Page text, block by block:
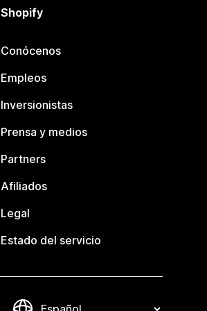
Shopify
Conócenos
Empleos
Inversionistas
Prensa y medios
Partners
Afiliados
Legal
Estado del servicio